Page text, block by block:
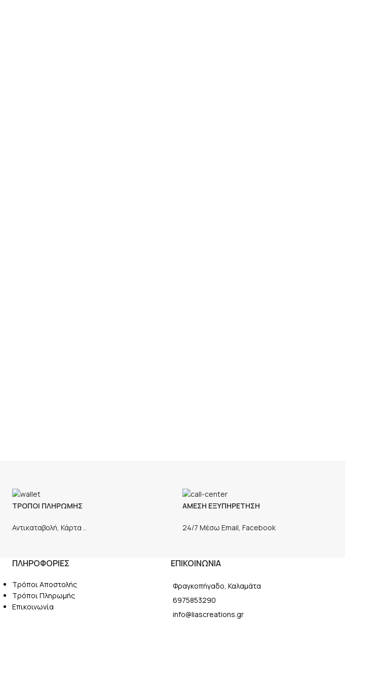
ΤΡΟΠΟΙ ΠΛΗΡΩΜΗΣ
Αντικαταβολή, Κάρτα ..
ΑΜΕΣΗ ΕΞΥΠΗΡΕΤΗΣΗ
24/7 Μέσω Email, Facebook
ΠΛΗΡΟΦΟΡΙΕΣ
Τρόποι Αποστολής
Τρόποι Πληρωμής
Επικοινωνία
ΕΠΙΚΟΙΝΩΝΙΑ
Φραγκοπήγαδο, Καλαμάτα
6975853290
info@liascreations.gr